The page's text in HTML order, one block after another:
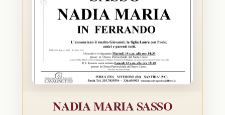
NADIA MARIA SASSO